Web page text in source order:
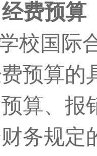
费预算
校国际
预算的
算、报
务规定